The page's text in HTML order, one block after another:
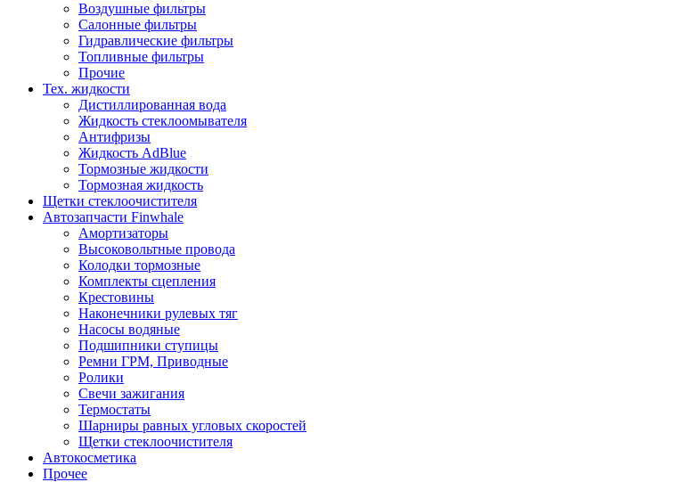
Воздушные фильтры
Салонные фильтры
Гидравлические фильтры
Топливные фильтры
Прочие
Тех. жидкости
Дистиллированная вода
Жидкость стеклоомывателя
Антифризы
Жидкость AdBlue
Тормозные жидкости
Тормозная жидкость
Щетки стеклоочистителя
Автозапчасти Finwhale
Амортизаторы
Высоковольтные провода
Колодки тормозные
Комплекты сцепления
Крестовины
Наконечники рулевых тяг
Насосы водяные
Подшипники ступицы
Ремни ГРМ, Приводные
Ролики
Свечи зажигания
Термостаты
Шарниры равных угловых скоростей
Щетки стеклоочистителя
Автокосметика
Прочее